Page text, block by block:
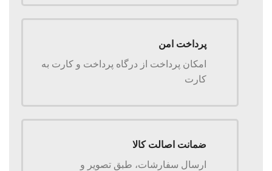
پرداخت امن
امکان پرداخت از درگاه پرداخت و کارت به
کارت
ضمانت اصالت کالا
ارسال سفارشات، طبق تصویر و